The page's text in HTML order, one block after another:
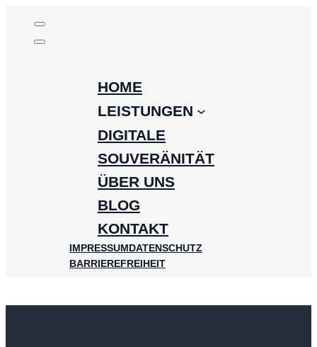
HOME
LEISTUNGEN
DIGITALE
SOUVERÄNITÄT
ÜBER UNS
BLOG
KONTAKT
IMPRESSUMDATENSCHUTZ
BARRIEREFREIHEIT